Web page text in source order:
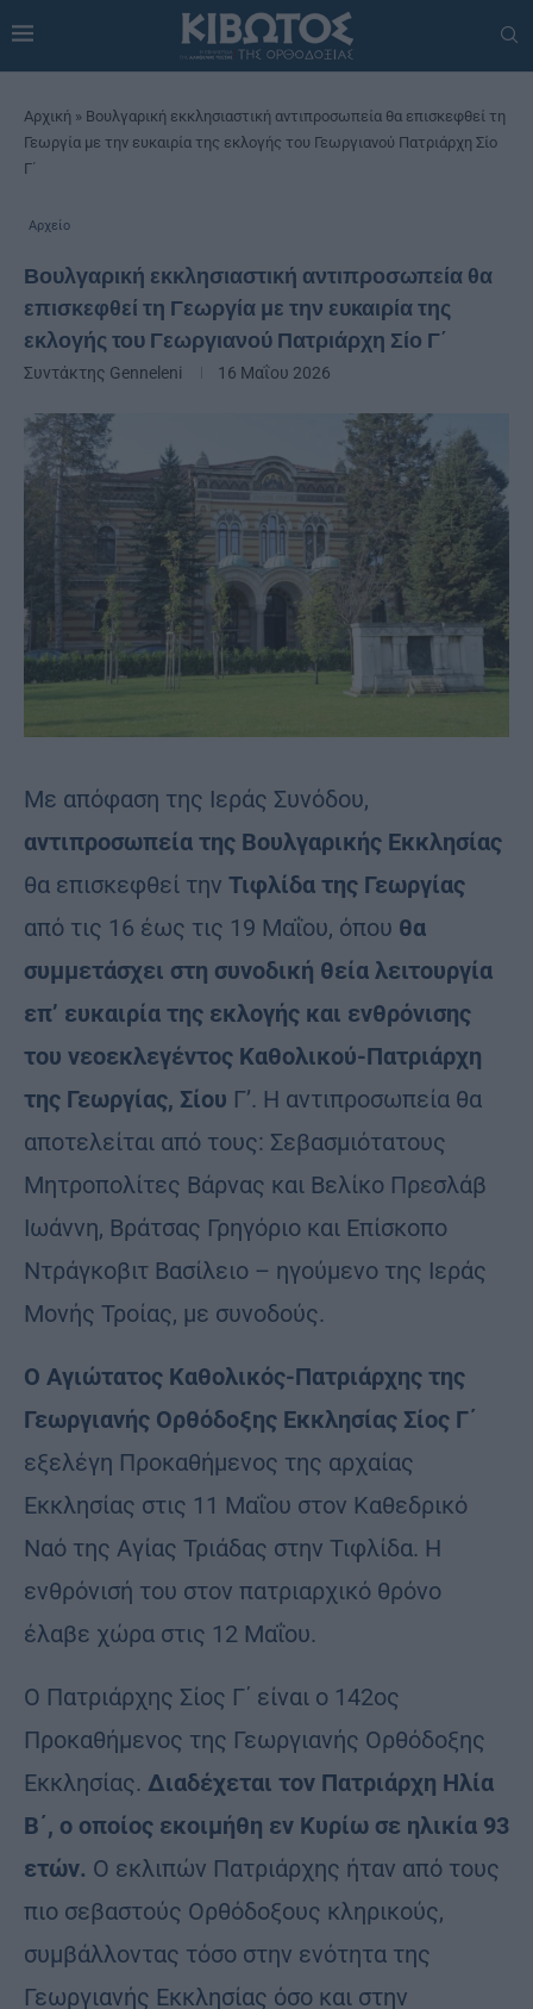
Αρχική » Βουλγαρική εκκλησιαστική αντιπροσωπεία θα επισκεφθεί τη
Γεωργία με την ευκαιρία της εκλογής του Γεωργιανού Πατριάρχη Σίο
Γ΄
Αρχείο
Βουλγαρική εκκλησιαστική αντιπροσωπεία θα
επισκεφθεί τη Γεωργία με την ευκαιρία της
εκλογής του Γεωργιανού Πατριάρχη Σίο Γ΄
Συντάκτης Genneleni 16 Μαΐου 2026
Με απόφαση της Ιεράς Συνόδου,
αντιπροσωπεία της Βουλγαρικής Εκκλησίας
θα επισκεφθεί την Τιφλίδα της Γεωργίας
από τις 16 έως τις 19 Μαΐου, όπου θα
συμμετάσχει στη συνοδική θεία λειτουργία
επ’ ευκαιρία της εκλογής και ενθρόνισης
του νεοεκλεγέντος Καθολικού-Πατριάρχη
της Γεωργίας, Σίου Γ’. Η αντιπροσωπεία θα
αποτελείται από τους: Σεβασμιότατους
Μητροπολίτες Βάρνας και Βελίκο Πρεσλάβ
Ιωάννη, Βράτσας Γρηγόριο και Επίσκοπο
Ντράγκοβιτ Βασίλειο – ηγούμενο της Ιεράς
Μονής Τροίας, με συνοδούς.
Ο Αγιώτατος Καθολικός-Πατριάρχης της
Γεωργιανής Ορθόδοξης Εκκλησίας Σίος Γ΄
εξελέγη Προκαθήμενος της αρχαίας
Εκκλησίας στις 11 Μαΐου στον Καθεδρικό
Ναό της Αγίας Τριάδας στην Τιφλίδα. Η
ενθρόνισή του στον πατριαρχικό θρόνο
έλαβε χώρα στις 12 Μαΐου.
Ο Πατριάρχης Σίος Γ΄ είναι ο 142ος
Προκαθήμενος της Γεωργιανής Ορθόδοξης
Εκκλησίας. Διαδέχεται τον Πατριάρχη Ηλία
Β΄, ο οποίος εκοιμήθη εν Κυρίω σε ηλικία 93
ετών. Ο εκλιπών Πατριάρχης ήταν από τους
πιο σεβαστούς Ορθόδοξους κληρικούς,
συμβάλλοντας τόσο στην ενότητα της
Γεωργιανής Εκκλησίας όσο και στην